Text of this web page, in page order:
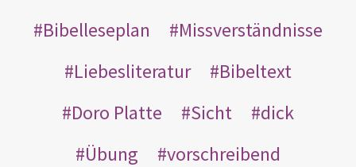
Bibelleseplan
Missverständnisse
Liebesliteratur
Bibeltext
Doro Platte
Sicht
dick
Übung
vorschreibend